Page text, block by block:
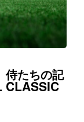
侍たちの記
CLASSIC